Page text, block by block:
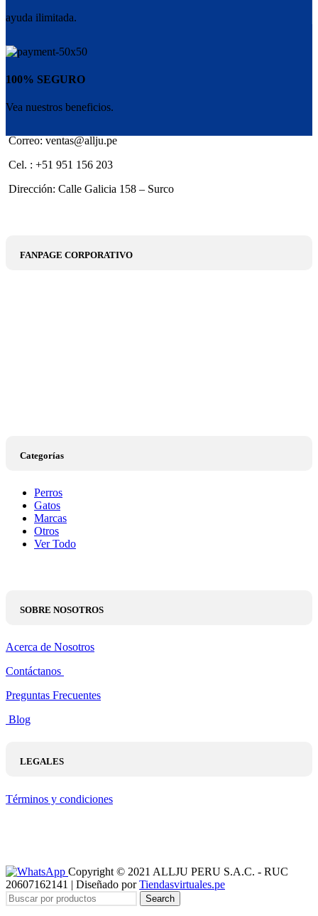
ayuda ilimitada.
100% SEGURO
Vea nuestros beneficios.
Correo: ventas@allju.pe
Cel. : +51 951 156 203
Dirección: Calle Galicia 158 – Surco
FANPAGE CORPORATIVO
Categorías
Perros
Gatos
Marcas
Otros
Ver Todo
SOBRE NOSOTROS
Acerca de Nosotros
Contáctanos
Preguntas Frecuentes
Blog
LEGALES
Términos y condiciones
Copyright © 2021 ALLJU PERU S.A.C. - RUC
20607162141 | Diseñado porTiendasvirtuales.pe
Search